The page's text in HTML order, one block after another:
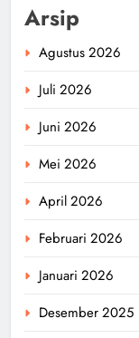
Arsip
Agustus 2026
Juli 2026
Juni 2026
Mei 2026
April 2026
Februari 2026
Januari 2026
Desember 2025